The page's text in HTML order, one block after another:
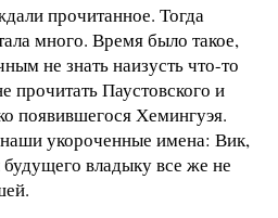
прочитанное. Тогда
много. Время было такое,
не знать наизусть что-то
прочитать Паустовского и
появившегося Хемингуэя.
укороченные имена: Вик,
владыку все же не